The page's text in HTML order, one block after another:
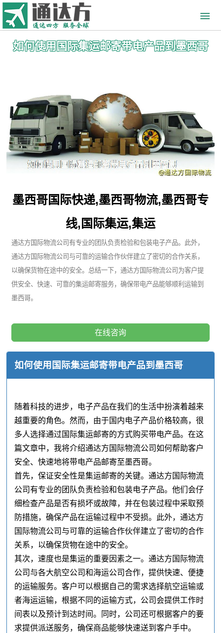
如何使用国际集运邮寄带电产品到墨西哥
墨西哥国际快递,墨西哥物流,墨西哥专
线,国际集运,集运
通达方国际物流公司有专业的团队负责检验和包装电子产品。此外，
通达方国际物流公司与可靠的运输合作伙伴建立了密切的合作关系，
以确保货物在途中的安全。总结一下，通达方国际物流公司为客户提
供安全、快速、可靠的集运邮寄服务，确保带电产品能够顺利运输到
墨西哥。
在线咨询
如何使用国际集运邮寄带电产品到墨西哥
随着科技的进步，电子产品在我们的生活中扮演着越来
越重要的角色。然而，由于国内电子产品价格较高，很
多人选择通过国际集运邮寄的方式购买带电产品。在这
篇文章中，我将介绍通达方国际物流公司如何帮助客户
安全、快速地将带电产品邮寄至墨西哥。
首先，保证安全性是集运邮寄的关键。通达方国际物流
公司有专业的团队负责检验和包装电子产品。他们会仔
细检查产品是否有损坏或故障，并在包装过程中采取预
防措施，确保产品在运输过程中不受损。此外，通达方
国际物流公司与可靠的运输合作伙伴建立了密切的合作
关系，以确保货物在途中的安全。
其次，速度也是集运的重要因素之一。通达方国际物流
公司与各大航空公司和海运公司合作，提供快速、便捷
的运输服务。客户可以根据自己的需求选择航空运输或
者海运运输，根据不同的运输方式，公司会提供工作时
间表以及预计到达时间。同时，公司还可根据客户的要
求提供派送服务，确保商品能够快速送到客户手中。